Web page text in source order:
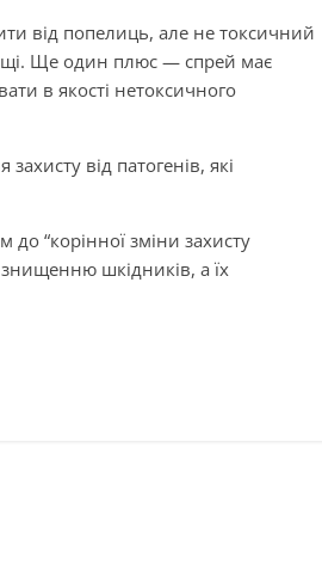
від попелиць, але не токсичний
Ще один плюс — спрей має
в якості нетоксичного
від патогенів, які
“корінної зміни захисту
знищенню шкідників, а їх